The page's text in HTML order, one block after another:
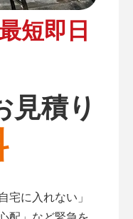
短即日
見積り
宅に入れない」